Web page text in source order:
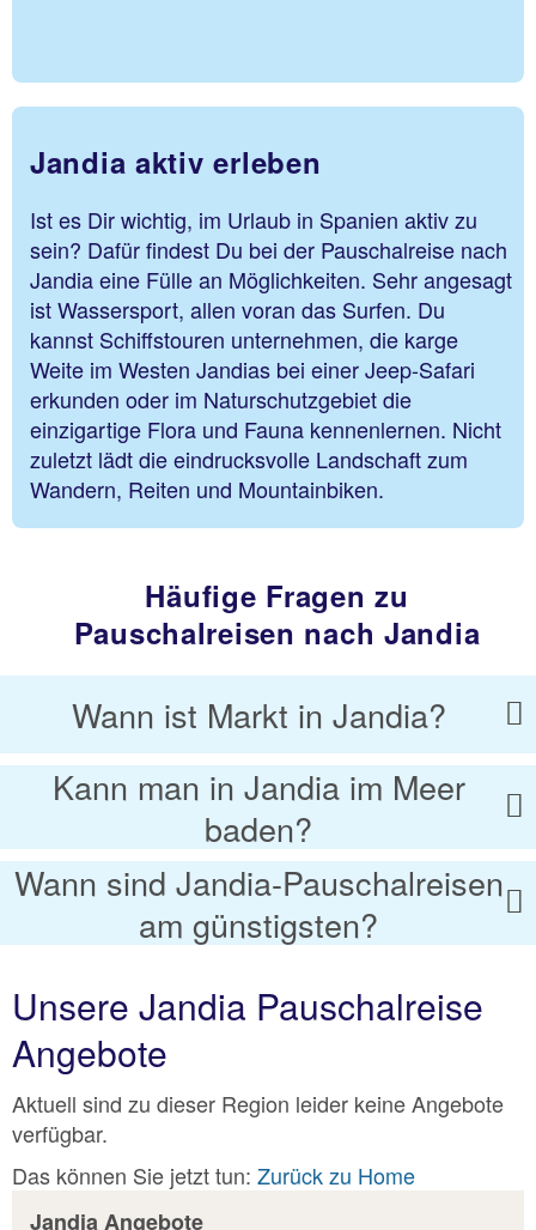
Jandia aktiv erleben
Ist es Dir wichtig, im Urlaub in Spanien aktiv zu
sein? Dafür findest Du bei der Pauschalreise nach
Jandia eine Fülle an Möglichkeiten. Sehr angesagt
ist Wassersport, allen voran das Surfen. Du
kannst Schiffstouren unternehmen, die karge
Weite im Westen Jandias bei einer Jeep-Safari
erkunden oder im Naturschutzgebiet die
einzigartige Flora und Fauna kennenlernen. Nicht
zuletzt lädt die eindrucksvolle Landschaft zum
Wandern, Reiten und Mountainbiken.
Häufige Fragen zu
Pauschalreisen nach Jandia
Wann ist Markt in Jandia?
Kann man in Jandia im Meer
baden?
Wann sind Jandia-Pauschalreisen
am günstigsten?
Unsere Jandia Pauschalreise
Angebote
Aktuell sind zu dieser Region leider keine Angebote
verfügbar.
Das können Sie jetzt tun: Zurück zu Home
Jandia Angebote